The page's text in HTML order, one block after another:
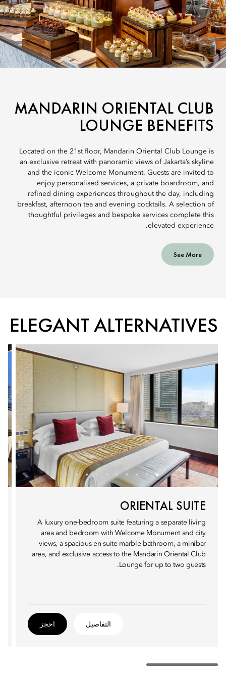
MANDARIN ORIENTAL CLUB
LOUNGE BENEFITS
Located on the 21st floor, Mandarin Oriental Club Lounge is
an exclusive retreat with panoramic views of Jakarta’s skyline
and the iconic Welcome Monument. Guests are invited to
enjoy personalised services, a private boardroom, and
refined dining experiences throughout the day, including
breakfast, afternoon tea and evening cocktails. A selection of
thoughtful privileges and bespoke services complete this
elevated experience.
See More
ELEGANT ALTERNATIVES
ORIENTAL SUITE
A luxury one-bedroom suite featuring a separate living
area and bedroom with Welcome Monument and city
views, a spacious en-suite marble bathroom, a minibar
area, and exclusive access to the Mandarin Oriental Club
Lounge for up to two guests.
التفاصيل احجز